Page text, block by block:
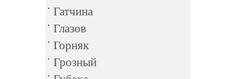
Гатчина
Глазов
Горняк
Грозный